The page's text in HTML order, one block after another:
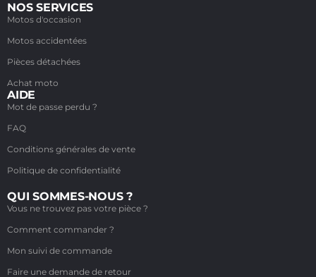
NOS SERVICES
Motos d'occasion
Motos accidentées
Pièces détachées
Achat moto
AIDE
Mot de passe perdu ?
FAQ
Conditions générales de vente
Politique de confidentialité
QUI SOMMES-NOUS ?
Vous ne trouvez pas votre pièce ?
Comment commander ?
Mon suivi de commande
Faire une demande de retour